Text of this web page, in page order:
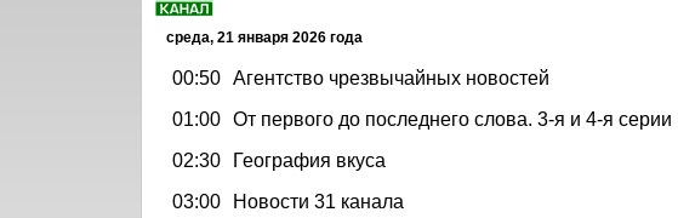
среда, 21 января 2026 года
00:50 Агентство чрезвычайных новостей
01:00 От первого до последнего слова. 3-я и 4-я серии
02:30
География вкуса
03:00
Новости 31 канала